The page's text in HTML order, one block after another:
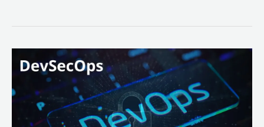
palyer
Lance
Rural